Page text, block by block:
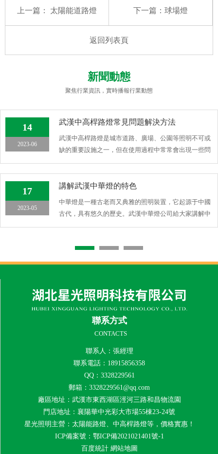
上一篇： 太陽能道路燈 下一篇： 球場燈
返回列表頁
新聞動態
聚焦行業資訊，實時播報行業動態
14
2023-06
武漢中高桿路燈常見問題解決方法
武漢中高桿路燈是城市道路、廣場、公園等照明不可或
缺的重要設施之一，但在使用過程中常常會出現一些問
17
2023-05
講解武漢中華燈的特色
中華燈是一種古老而又典雅的照明裝置，它起源于中國
古代，具有悠久的歷史。武漢中華燈公司給大家講解中
聯系方式
CONTACTS
聯系人：張經理
聯系電話：18915856358
QQ：3328229561
郵箱：3328229561@qq.com
廠區地址：武漢市東西湖區涇河三路和昌物流園
門店地址：襄陽華中光彩大市場55棟23-24號
星光照明主營：太陽能路燈、中高桿路燈等，價格實惠！
ICP備案號： 鄂ICP備2021021401號-1
百度統計 網站地圖